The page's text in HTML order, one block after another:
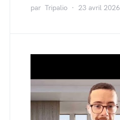
par Tripalio 23 avril 2026